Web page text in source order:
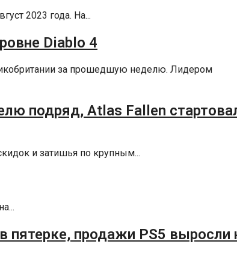
2023 года. На...
Diablo 4
за прошедшую неделю. Лидером
подряд, Atlas Fallen
и затишья по крупным...
пятерке, продажи PS5 выросли